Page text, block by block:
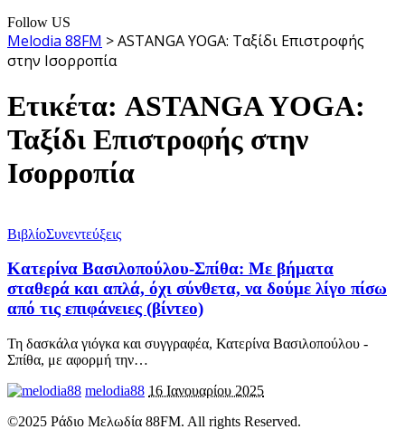
Follow US
Melodia 88FM >ASTANGA YOGA: Ταξίδι Επιστροφής
στην Ισορροπία
Ετικέτα: ASTANGA YOGA:
Ταξίδι Επιστροφής στην
Ισορροπία
ΒιβλίοΣυνεντεύξεις
Κατερίνα Βασιλοπούλου-Σπίθα: Με βήματα
σταθερά και απλά, όχι σύνθετα, να δούμε λίγο πίσω
από τις επιφάνειες (βίντεο)
Τη δασκάλα γιόγκα και συγγραφέα, Κατερίνα Βασιλοπούλου -
Σπίθα, με αφορμή την…
melodia88 16 Ιανουαρίου 2025
©2025 Ράδιο Μελωδία 88FM. All rights Reserved.